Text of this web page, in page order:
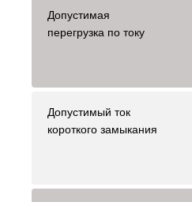
Допустимая
перегрузка по току
Допустимый ток
короткого замыкания